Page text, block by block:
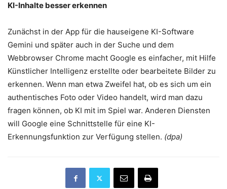
KI-Inhalte besser erkennen
Zunächst in der App für die hauseigene KI-Software
Gemini und später auch in der Suche und dem
Webbrowser Chrome macht Google es einfacher, mit Hilfe
Künstlicher Intelligenz erstellte oder bearbeitete Bilder zu
erkennen. Wenn man etwa Zweifel hat, ob es sich um ein
authentisches Foto oder Video handelt, wird man dazu
fragen können, ob KI mit im Spiel war. Anderen Diensten
will Google eine Schnittstelle für eine KI-
Erkennungsfunktion zur Verfügung stellen. (dpa)